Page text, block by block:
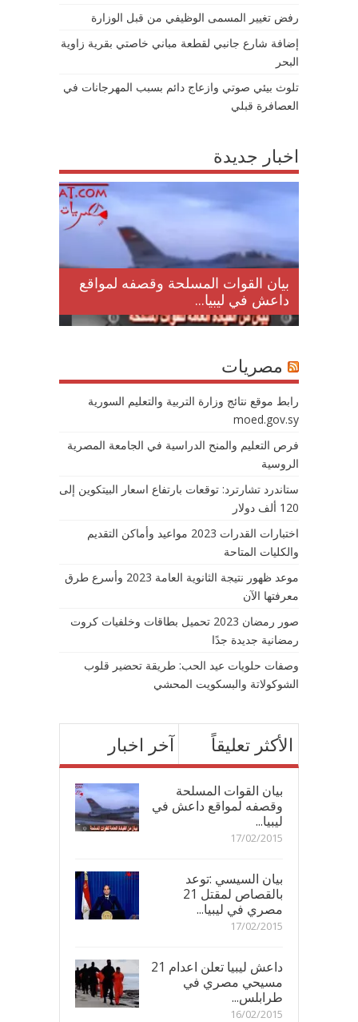
رفض تغيير المسمى الوظيفي من قبل الوزارة
إضافة شارع جانبي لقطعة مباني خاصتي بقرية زاوية
البحر
تلوث بيئي صوتي وازعاج دائم بسبب المهرجانات في
العصافرة قبلي
اخبار جديدة
بيان القوات المسلحة وقصفه لمواقع
داعش في ليبيا...
مصريات
رابط موقع نتائج وزارة التربية والتعليم السورية
moed.gov.sy
فرص التعليم والمنح الدراسية في الجامعة المصرية
الروسية
ستاندرد تشارترد: توقعات بارتفاع اسعار البيتكوين إلى
120 ألف دولار
اختبارات القدرات 2023 مواعيد وأماكن التقديم
والكليات المتاحة
موعد ظهور نتيجة الثانوية العامة 2023 وأسرع طرق
معرفتها الآن
صور رمضان 2023 تحميل بطاقات وخلفيات كروت
رمضانية جديدة جدًا
وصفات حلويات عيد الحب: طريقة تحضير قلوب
الشوكولاتة والبسكويت المحشي
آخر اخبار الأكثر تعليقاً
بيان القوات المسلحة
وقصفه لمواقع داعش في
ليبيا...
17/02/2015
بيان السيسي :توعد
بالقصاص لمقتل 21
مصري في ليبيا...
17/02/2015
داعش ليبيا تعلن اعدام 21
مسيحي مصري في
طرابلس...
16/02/2015